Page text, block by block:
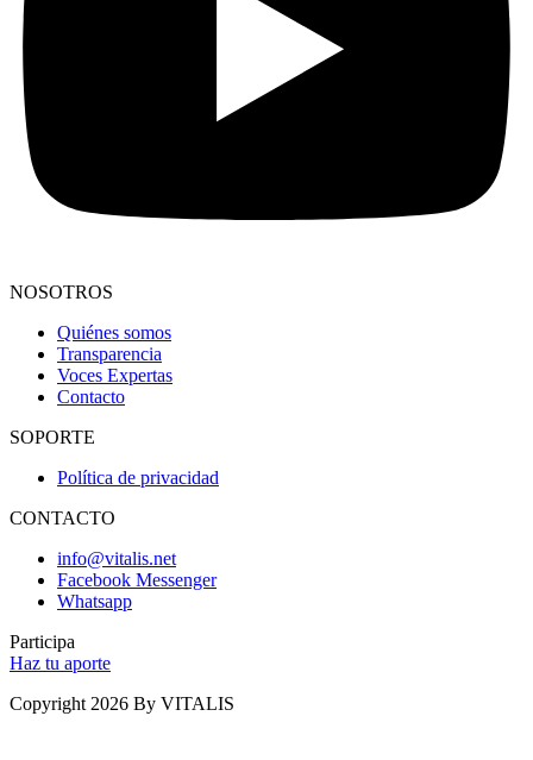
NOSOTROS
Quiénes somos
Transparencia
Voces Expertas
Contacto
SOPORTE
Política de privacidad
CONTACTO
info@vitalis.net
Facebook Messenger
Whatsapp
Participa
Haz tu aporte
Copyright 2026 By VITALIS